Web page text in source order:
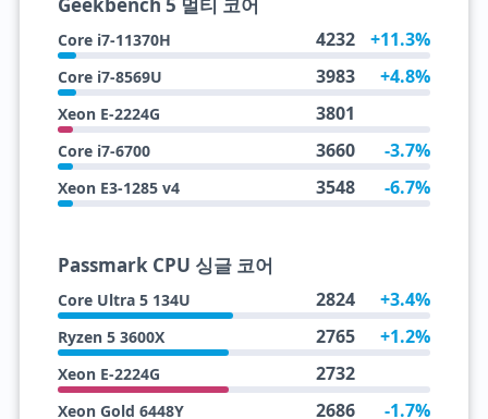
Core i7-11370H 4232 +11.3%
Core i7-8569U 3983 +4.8%
Xeon E-2224G 3801
Core i7-6700 3660 -3.7%
Xeon E3-1285 v4 3548 -6.7%
Passmark CPU 싱글 코어
Core Ultra 5 134U 2824 +3.4%
Ryzen 5 3600X 2765 +1.2%
Xeon E-2224G 2732
Xeon Gold 6448Y 2686 -1.7%